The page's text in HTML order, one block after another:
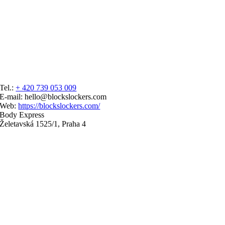
Tel.:+ 420 739 053 009
E-mail: hello@blockslockers.com
Web:https://blockslockers.com/
Body Express
Želetavská 1525/1, Praha 4